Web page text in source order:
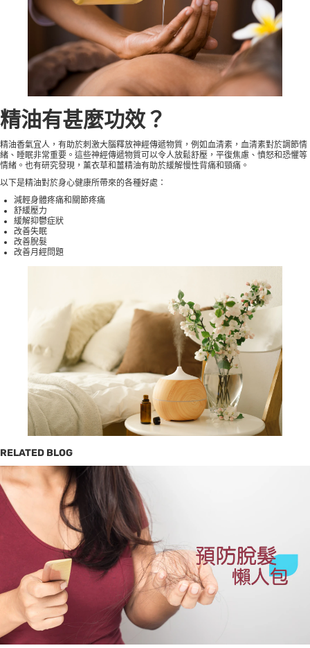
精油有甚麼功效？
精油香氣宜人，有助於刺激大腦釋放神經傳遞物質，例如血清素，血清素對於調節情
緒、睡眠非常重要。這些神經傳遞物質可以令人放鬆舒壓，平復焦慮、憤怒和恐懼等
情緒。也有研究發現，薰衣草和薑精油有助於緩解慢性背痛和頸痛。
以下是精油對於身心健康所帶來的各種好處：
減輕身體疼痛和 關節疼痛
舒緩壓力
緩解抑鬱症狀
改善失眠
改善脫髮
改善月經問題
RELATED BLOG